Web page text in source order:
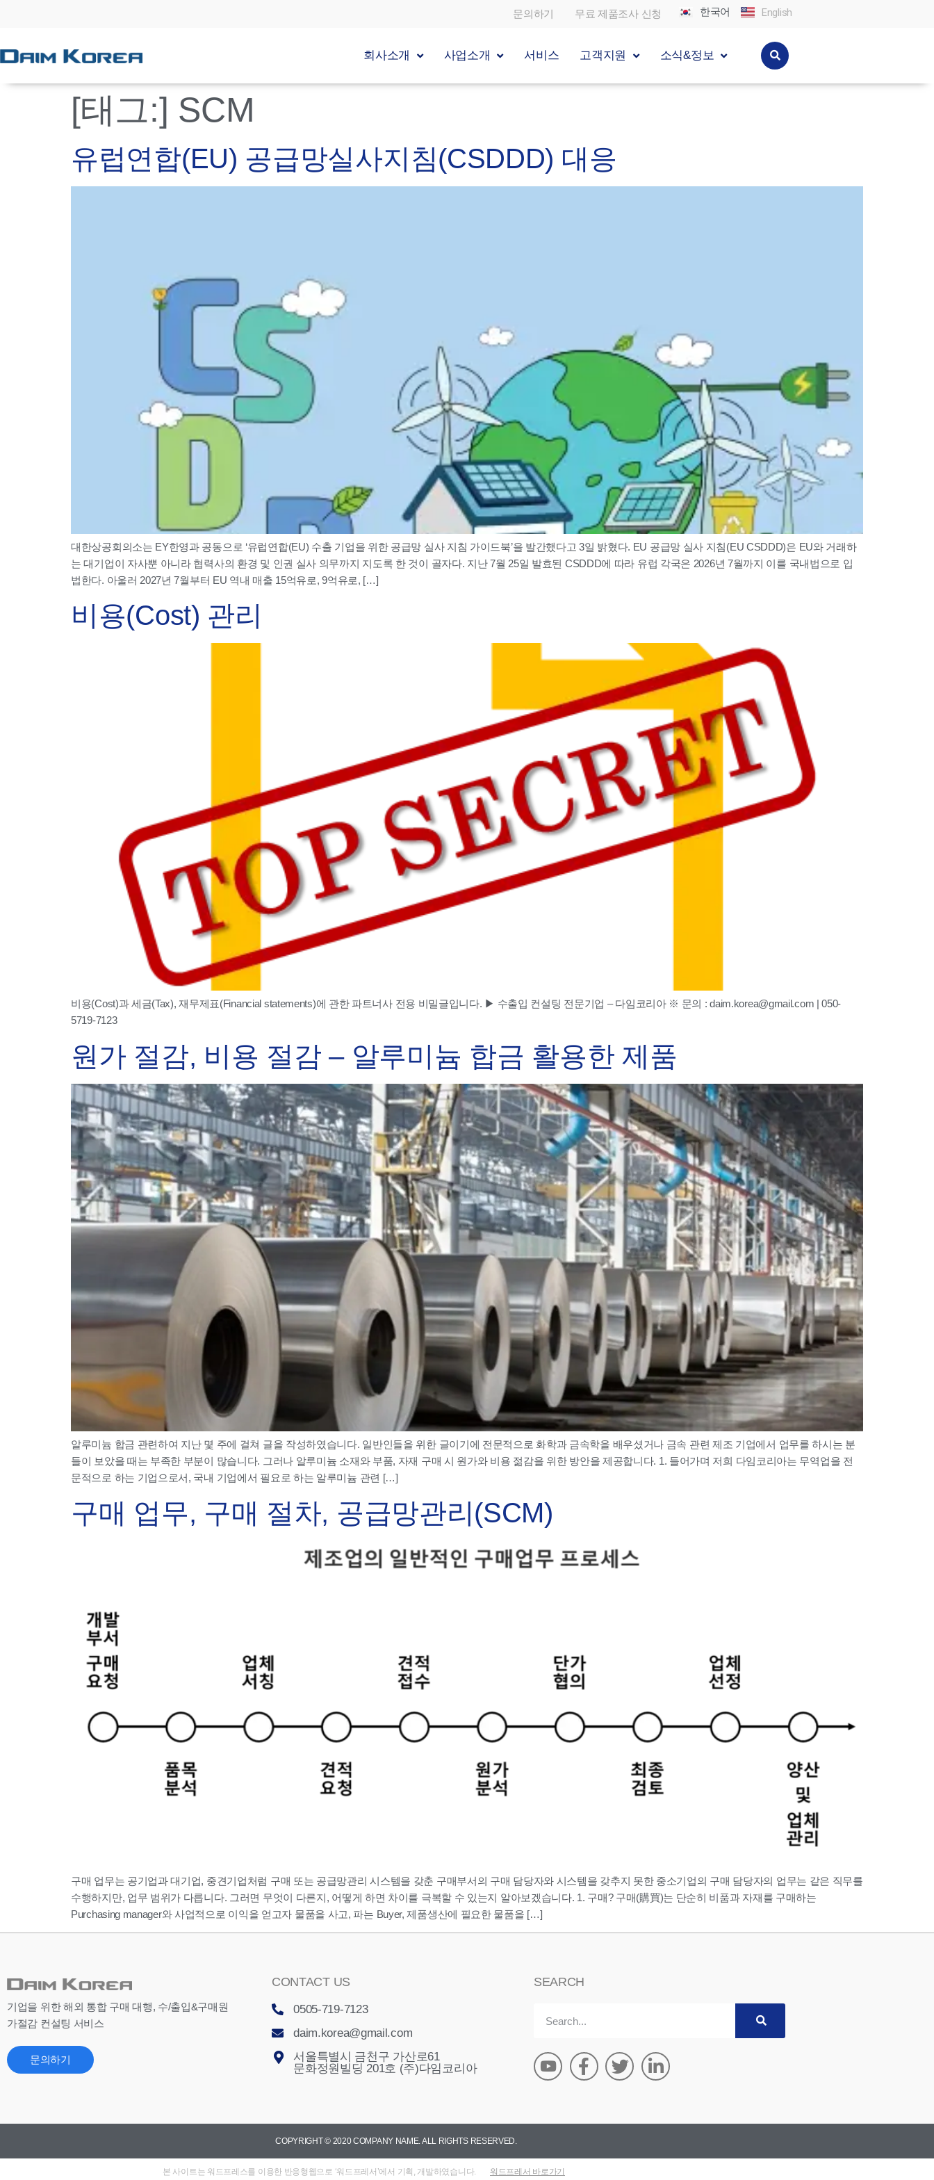
문의하기 무료 제품조사 신청 한국어 English
회사소개 사업소개 서비스 고객지원 소식&정보
[태그:] SCM
유럽연합(EU) 공급망실사지침(CSDDD) 대응
대한상공회의소는 EY한영과 공동으로 ‘유럽연합(EU) 수출 기업을 위한 공급망 실사 지침 가이드북’을 발간했다고 3일 밝혔다. EU 공급망 실사 지침(EU CSDDD)은 EU와 거래하
는 대기업이 자사뿐 아니라 협력사의 환경 및 인권 실사 의무까지 지도록 한 것이 골자다. 지난 7월 25일 발효된 CSDDD에 따라 유럽 각국은 2026년 7월까지 이를 국내법으로 입
법한다. 아울러 2027년 7월부터 EU 역내 매출 15억유로, 9억유로, […]
비용(Cost) 관리
비용(Cost)과 세금(Tax), 재무제표(Financial statements)에 관한 파트너사 전용 비밀글입니다. ▶ 수출입 컨설팅 전문기업 – 다임코리아 ※ 문의 : daim.korea@gmail.com | 050-
5719-7123
원가 절감, 비용 절감 – 알루미늄 합금 활용한 제품
알루미늄 합금 관련하여 지난 몇 주에 걸쳐 글을 작성하였습니다. 일반인들을 위한 글이기에 전문적으로 화학과 금속학을 배우셨거나 금속 관련 제조 기업에서 업무를 하시는 분
들이 보았을 때는 부족한 부분이 많습니다. 그러나 알루미늄 소재와 부품, 자재 구매 시 원가와 비용 젊감을 위한 방안을 제공합니다. 1. 들어가며 저희 다임코리아는 무역업을 전
문적으로 하는 기업으로서, 국내 기업에서 필요로 하는 알루미늄 관련 […]
구매 업무, 구매 절차, 공급망관리(SCM)
구매 업무는 공기업과 대기업, 중견기업처럼 구매 또는 공급망관리 시스템을 갖춘 구매부서의 구매 담당자와 시스템을 갖추지 못한 중소기업의 구매 담당자의 업무는 같은 직무를
수행하지만, 업무 범위가 다릅니다. 그러면 무엇이 다른지, 어떻게 하면 차이를 극복할 수 있는지 알아보겠습니다. 1. 구매? 구매(購買)는 단순히 비품과 자재를 구매하는
Purchasing manager와 사업적으로 이익을 얻고자 물품을 사고, 파는 Buyer, 제품생산에 필요한 물품을 […]
기업을 위한 해외 통합 구매 대행, 수/출입&구매원
가절감 컨설팅 서비스
문의하기
CONTACT US
0505-719-7123
daim.korea@gmail.com
서울특별시 금천구 가산로61
문화정원빌딩 201호 (주)다임코리아
SEARCH
COPYRIGHT © 2020 COMPANY NAME. ALL RIGHTS RESERVED.
본 사이트는 워드프레스를 이용한 반응형웹으로 ‘워드프레서’에서 기획, 개발하였습니다. 워드프레서 바로가기